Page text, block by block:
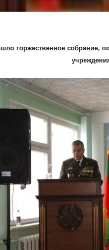
торжественное собрание,